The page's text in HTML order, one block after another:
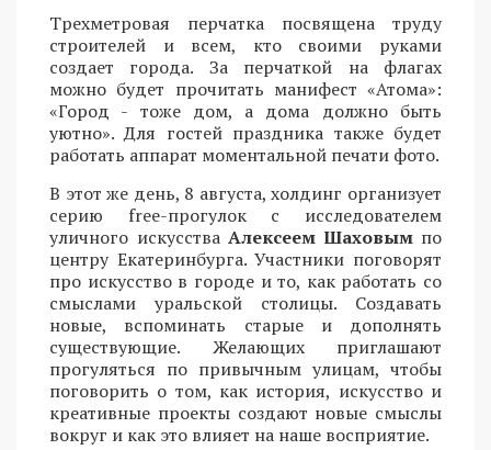
Трехметровая перчатка посвящена труду
строителей и всем, кто своими руками
создает города. За перчаткой на флагах
можно будет прочитать манифест «Атома»:
«Город - тоже дом, а дома должно быть
уютно». Для гостей праздника также будет
работать аппарат моментальной печати фото.
В этот же день, 8 августа, холдинг организует
серию free-прогулок с исследователем
уличного искусства Алексеем Шаховым по
центру Екатеринбурга. Участники поговорят
про искусство в городе и то, как работать со
смыслами уральской столицы. Создавать
новые, вспоминать старые и дополнять
существующие. Желающих приглашают
прогуляться по привычным улицам, чтобы
поговорить о том, как история, искусство и
креативные проекты создают новые смыслы
вокруг и как это влияет на наше восприятие.